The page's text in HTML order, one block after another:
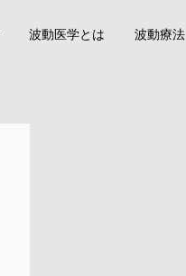
波動医学とは 波動療法